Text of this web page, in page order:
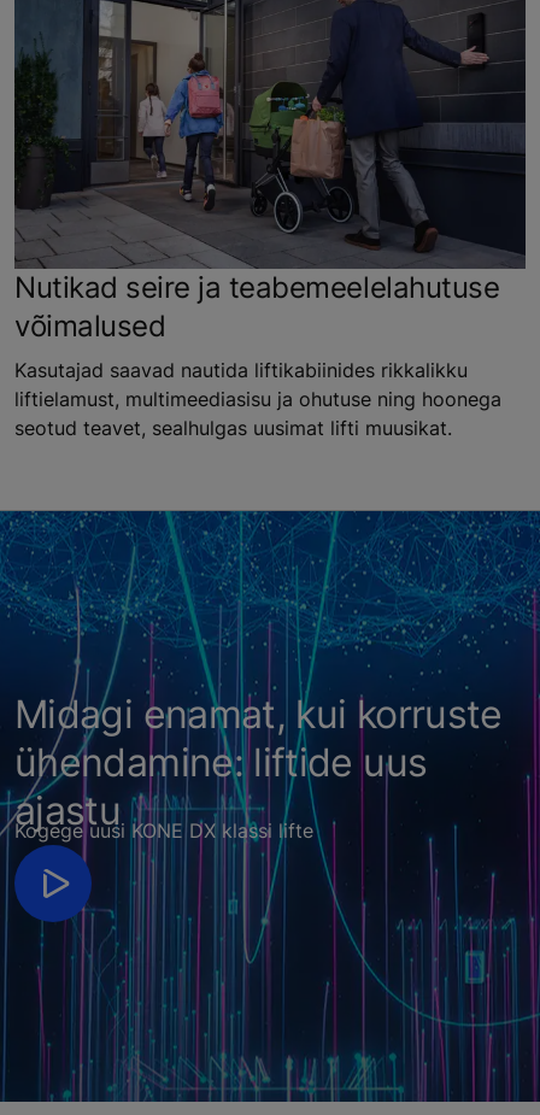
Nutikad seire ja teabemeelelahutuse
võimalused
Kasutajad saavad nautida liftikabiinides rikkalikku
liftielamust, multimeediasisu ja ohutuse ning hoonega
seotud teavet, sealhulgas uusimat lifti muusikat.
Midagi enamat, kui korruste
ühendamine: liftide uus
ajastu
Kogege uusi KONE DX klassi lifte